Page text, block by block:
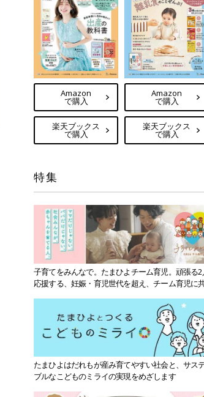
Amazon
で購入
楽天ブックス
で購入
Amazon
で購入
楽天ブックス
で購入
特集
子育てをみんなで。たまひよチーム育児。頑張る2
応援する、妊娠・育児世代を超え、チーム育児に
たまひよはだれもが産み育てやすい社会と、サス
ブルなこどものミライの実現をめざします